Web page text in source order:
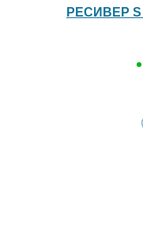
РЕСИВЕР S